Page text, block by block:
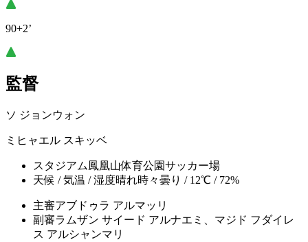
90+2’
監督
ソ ジョンウォン
ミヒャエル スキッベ
スタジアム鳳凰山体育公園サッカー場
天候 / 気温 / 湿度晴れ時々曇り / 12℃ / 72%
主審アブドゥラ アルマッリ
副審ラムザン サイード アルナエミ、マジド フダイレ
ス アルシャンマリ